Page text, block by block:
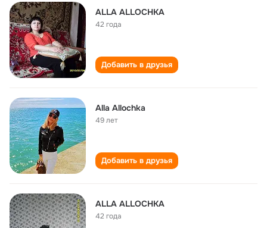
ALLA ALLOCHKA
42 года
Добавить в друзья
Alla Allochka
49 лет
Добавить в друзья
ALLA ALLOCHKA
42 года